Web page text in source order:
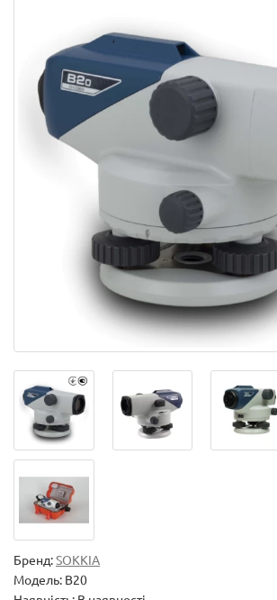
Бренд:SOKKIA
Модель: B20